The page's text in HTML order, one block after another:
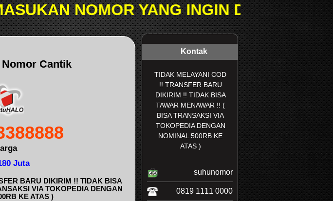
YANG INGIN DICARI PADA KOLOM
Cantik
Juta
BARU DIKIRIM !! TIDAK BISA
VIA TOKOPEDIA DENGAN
KE ATAS )
Kontak
TIDAK MELAYANI COD
!! TRANSFER BARU
DIKIRIM !! TIDAK BISA
TAWAR MENAWAR !! (
BISA TRANSAKSI VIA
TOKOPEDIA DENGAN
NOMINAL 500RB KE
ATAS )
suhunomor
0819 1111 0000